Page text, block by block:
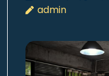
admin